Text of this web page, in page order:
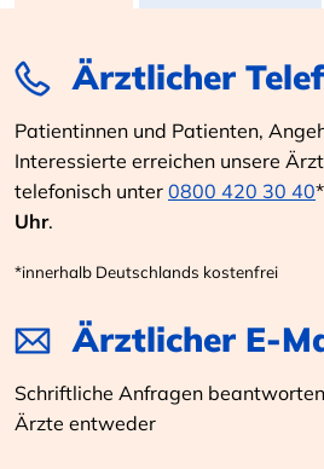
Ärztlicher
Patientinnen und Patienten,
Interessierte erreichen unsere
telefonisch unter 0800 420 30 40*
Uhr.
*innerhalb Deutschlands kostenfrei
Ärztlicher E-
Schriftliche Anfragen
Ärzte entweder